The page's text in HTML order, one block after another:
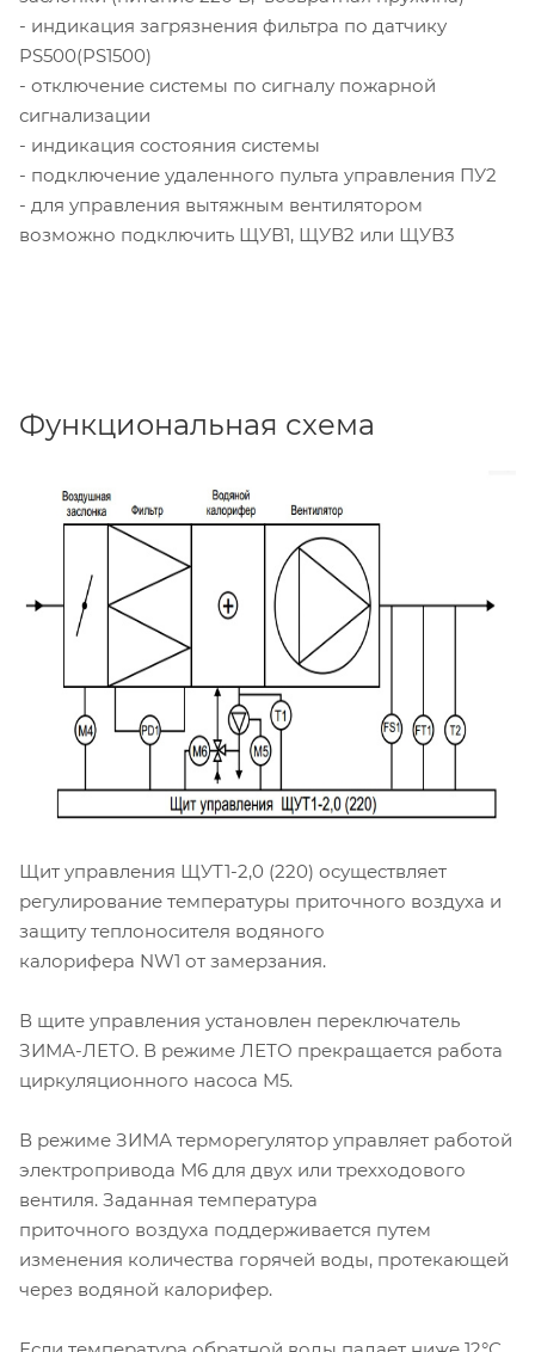
- индикация загрязнения фильтра по датчику
PS500(PS1500)
- отключение системы по сигналу пожарной
сигнализации
- индикация состояния системы
- подключение удаленного пульта управления ПУ2
- для управления вытяжным вентилятором
возможно подключить ЩУВ1, ЩУВ2 или ЩУВ3
Функциональная схема
Щит управления ЩУТ1-2,0 (220) осуществляет
регулирование температуры приточного воздуха и
защиту теплоносителя водяного
калорифера NW1 от замерзания.
В щите управления установлен переключатель
ЗИМА-ЛЕТО. В режиме ЛЕТО прекращается работа
циркуляционного насоса M5.
В режиме ЗИМА терморегулятор управляет работой
электропривода М6 для двух или трехходового
вентиля. Заданная температура
приточного воздуха поддерживается путем
изменения количества горячей воды, протекающей
через водяной калорифер.